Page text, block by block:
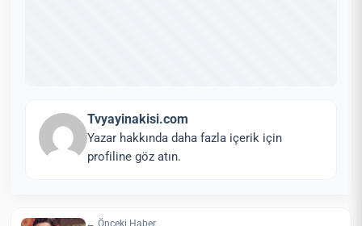
Tvyayinakisi.com
Yazar hakkında daha fazla içerik için
profiline göz atın.
← Önceki Haber